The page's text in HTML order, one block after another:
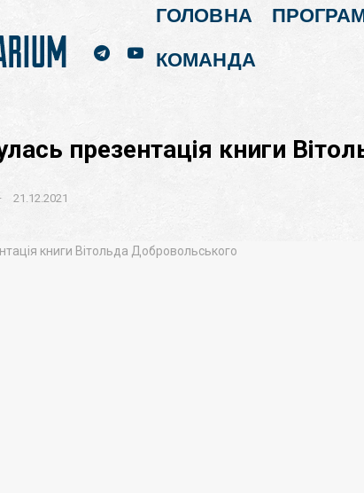
ГОЛОВНА
КОМАНДА
презентація книги
21.12.2021